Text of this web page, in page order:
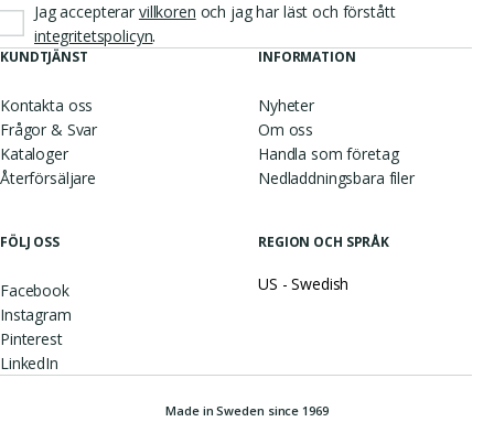
Jag accepterar villkoren och jag har läst och förstått
integritetspolicyn.
KUNDTJÄNST
Kontakta oss
Frågor & Svar
Kataloger
Återförsäljare
INFORMATION
Nyheter
Om oss
Handla som företag
Nedladdningsbara filer
FÖLJ OSS
Facebook
Instagram
Pinterest
LinkedIn
REGION OCH SPRÅK
US - Swedish
Made in Sweden since 1969